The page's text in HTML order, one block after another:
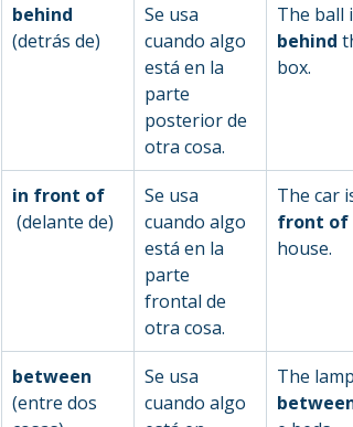
behind
(detrás de)
Se usa
cuando algo
está en la
parte
posterior de
otra cosa.
The ball is
behind
box.
in front of
(delante de)
Se usa
cuando algo
está en la
parte
frontal de
otra cosa.
The car is
front of
house.
between
(entre dos
Se usa
cuando algo
The lamp
between